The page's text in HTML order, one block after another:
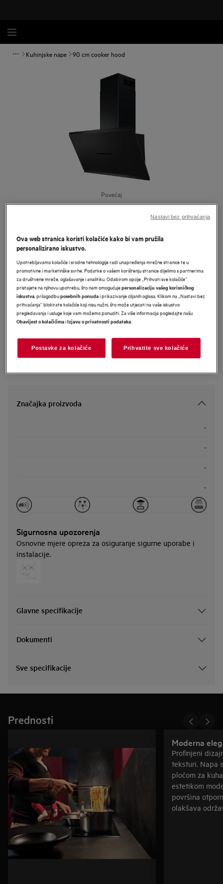
Kuhinjske nape 90 cm cooker hood
Povećaj
GV77D91SZ
AEG 7000 kaminska kuhinjska napa
širine 90 cm
Informacijski list proizvoda
Sigurnosne upute i sigurnosna upozorenja prema EU regulativi
Za sigurno korištenje proizvoda pročitajte cijeli korisnički
priručnik.
Značajka proizvoda
-
-
-
-
Sigurnosna upozorenja
Osnovne mjere opreza za osiguranje sigurne uporabe i
instalacije.
Glavne specifikacije
Dokumenti
Sve specifikacije
Prednosti
Moderna
Profinjeni
teksturi. Napa
pločom za
estetikom
površina
olakšava
Ova web stranica koristi kolačiće kako bi vam pružila
personalizirano iskustvo.
Upotrebljavamo kolačiće i srodne tehnologije radi unapređenja mrežne stranice te u
promotivne i marketinške svrhe. Podatke o vašem korištenju stranice dijelimo s partnerima
za društvene mreže, oglašavanje i analitiku. Odabirom opcije „Prihvati sve kolačiće”
pristajete na njihovu upotrebu, što nam omogućujepersonalizaciju vašeg korisničkog
iskustva, prilagodbuposebnih ponudai prikazivanje ciljanih oglasa. Klikom na „Nastavi bez
prihvaćanja” blokirate kolačiće koji nisu nužni, što može utjecati na vaše iskustvo
pregledavanja i usluge koje vam možemo ponuditi. Za više informacija pogledajte našu
Obavijest o kolačićimaiIzjavu o privatnosti podataka.
Postavke za kolačiće Prihvatite sve kolačiće
Nastavi bez prihvaćanja